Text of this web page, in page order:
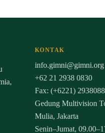
KONTAK
info.gimni@gimni.org
+62 21 2938 0830
Fax: (+6221)
Gedung Multivision
Mulia, Jakarta
Senin–Jumat,